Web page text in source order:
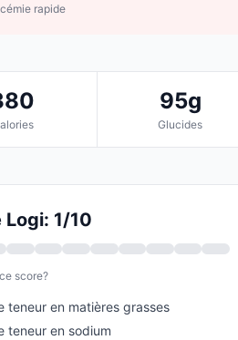
rapide
95g
Glucides
Logi: 1/10
score?
teneur en matières grasses
teneur en sodium